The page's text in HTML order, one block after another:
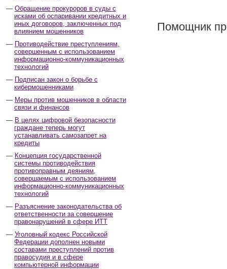
Обращение прокуроров в суды с
исками об оспаривании кредитных и
иных договоров, заключенных под
влиянием мошенников
Противодействие преступлениям,
совершенным с использованием
информационно-коммуникационных
технологий
Подписан закон о борьбе с
кибермошенниками
Меры против мошенников в области
связи и финансов
В целях цифровой безопасности
граждане теперь могут
устанавливать самозапрет на
кредиты
Концепция государственной
системы противодействия
противоправным деяниям,
совершаемым с использованием
информационно-коммуникационных
технологий
Разъяснение законодательства об
ответственности за совершение
правонарушений в сфере ИТТ
Уголовный кодекс Российской
Федерации дополнен новыми
составами преступлений против
правосудия и в сфере
компьютерной информации
Помощник